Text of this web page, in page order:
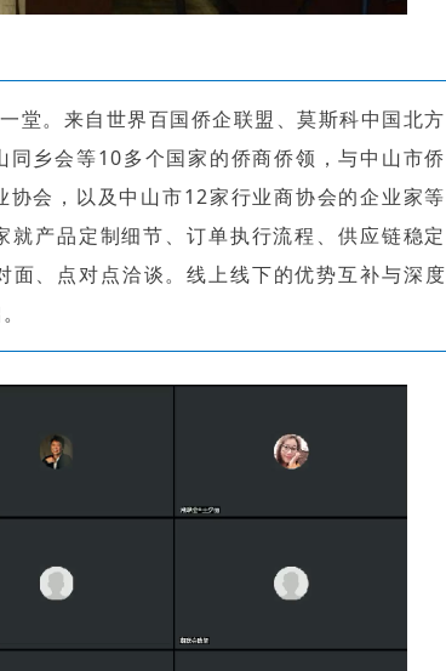
堂。来自世界百国侨企联盟、莫斯科中国北方
乡会等10多个国家的侨商侨领，与中山市侨
会，以及中山市12家行业商协会的企业家等
就产品定制细节、订单执行流程、供应链稳定
、点对点洽谈。线上线下的优势互补与深度